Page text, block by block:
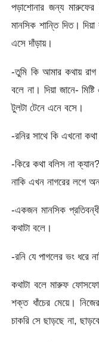
পড়াশোনার জন্য মারুফের
মানসিক শান্তি দিত।
এসে দাঁড়ায়।
-তুমি কি আমার কথায় রাগ
বলে না। দিয়া জানে-
টুলটা টেনে এনে বসে।
-রনির সাথে কি এখনো
-কিরে কথা বলিস না
নাকি এখন নাগরের লগে
-একজন মানসিক
কথাটা বলে।
-রনি যে পাগলের ভং ধরে
কথাটা বলে মারুফ
শক্ত ধাঁচের মেয়ে।
চাকরি সে ছাড়ছে না,